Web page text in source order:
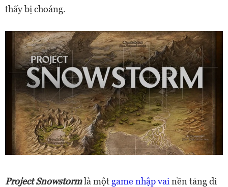
thấy bị choáng.
Project Snowstormlà một game nhập vai nền tảng di